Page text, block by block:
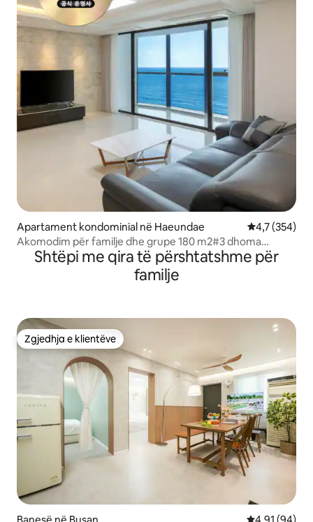
Apartament kondominial në Haeundae Vlerësimi
4,7 (354)
Akomodim për familje dhe grupe 180 m2#3 dhoma
gjumi#mundësi gatimi#me pamje nga deti#10 sekonda
deri në plazh#qëndrim afatgjatë#pushim shërues#DL3
Shtëpi me qira të përshtatshme për
familje
Zgjedhja e klientëve
Zgjedhja e klientëve